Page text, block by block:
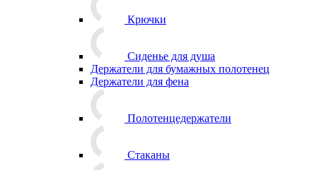
Крючки
Сиденье для душа
Держатели для бумажных полотенец
Держатели для фена
Полотенцедержатели
Стаканы